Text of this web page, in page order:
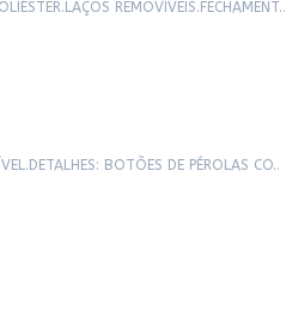
REMOVÍVEIS.FECHAMENT..
BOTÕES DE PÉROLAS CO..